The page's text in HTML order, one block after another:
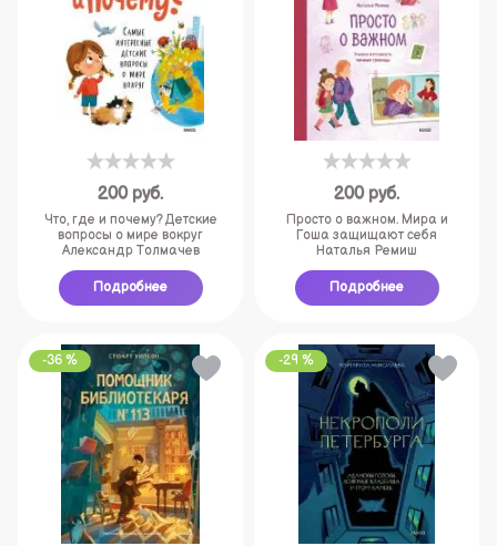
200 руб.
Что, где и почему? Детские
вопросы о мире вокруг
Александр Толмачев
Подробнее
200 руб.
Просто о важном. Мира и
Гоша защищают себя
Наталья Ремиш
Подробнее
-36 % -29 %